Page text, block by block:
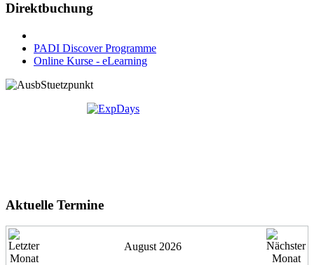
Direktbuchung
PADI Discover Programme
Online Kurse - eLearning
Aktuelle Termine
August 2026